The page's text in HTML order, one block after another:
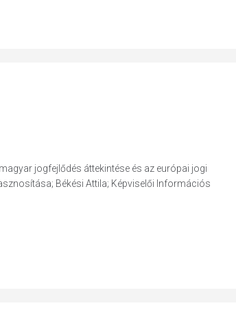
jogfejlődés áttekintése és az európai jogi
Békési Attila; Képviselői Információs